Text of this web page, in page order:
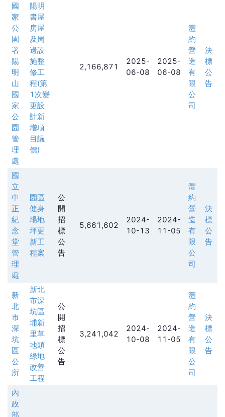
國
家
公
園
署
陽
明
山
國
家
公
園
管
理
處
陽明
書屋
房屋
及周
邊設
施整
修工
程(第
1次變
更設
計新
增項
目議
價)
2,166,871
2025-
06-08
2025-
06-08
灃
約
營
造
有
限
公
司
決
標
公
告
國
立
中
正
紀
念
堂
管
理
處
園區
健身
場地
坪更
新工
程案
公
開
招
標
公
告
5,661,602
2024-
10-13
2024-
11-05
灃
約
營
造
有
限
公
司
決
標
公
告
新
北
市
深
坑
區
公
所
新北
市深
坑區
埔新
里草
地頭
綠地
改善
工程
公
開
招
標
公
告
3,241,042
2024-
10-08
2024-
11-05
灃
約
營
造
有
限
公
司
決
標
公
告
內
政
部